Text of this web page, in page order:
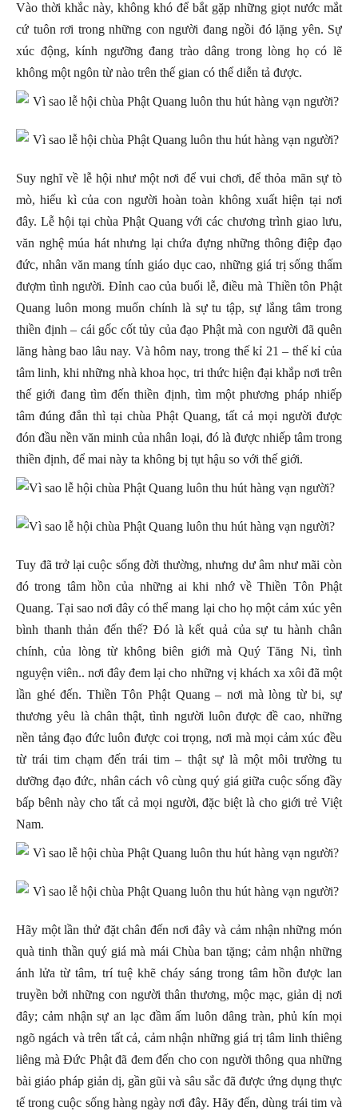
Vào thời khắc này, không khó để bắt gặp những giọt nước mắt
cứ tuôn rơi trong những con người đang ngồi đó lặng yên. Sự
xúc động, kính ngưỡng đang trào dâng trong lòng họ có lẽ
không một ngôn từ nào trên thế gian có thể diễn tả được.
Suy nghĩ về lễ hội như một nơi để vui chơi, để thỏa mãn sự tò
mò, hiếu kì của con người hoàn toàn không xuất hiện tại nơi
đây. Lễ hội tại chùa Phật Quang với các chương trình giao lưu,
văn nghệ múa hát nhưng lại chứa đựng những thông điệp đạo
đức, nhân văn mang tính giáo dục cao, những giá trị sống thấm
đượm tình người. Đỉnh cao của buổi lễ, điều mà Thiền tôn Phật
Quang luôn mong muốn chính là sự tu tập, sự lắng tâm trong
thiền định – cái gốc cốt tủy của đạo Phật mà con người đã quên
lãng hàng bao lâu nay. Và hôm nay, trong thế kỉ 21 – thế kỉ của
tâm linh, khi những nhà khoa học, tri thức hiện đại khắp nơi trên
thế giới đang tìm đến thiền định, tìm một phương pháp nhiếp
tâm đúng đắn thì tại chùa Phật Quang, tất cả mọi người được
đón đầu nền văn minh của nhân loại, đó là được nhiếp tâm trong
thiền định, để mai này ta không bị tụt hậu so với thế giới.
Tuy đã trở lại cuộc sống đời thường, nhưng dư âm như mãi còn
đó trong tâm hồn của những ai khi nhớ về Thiền Tôn Phật
Quang. Tại sao nơi đây có thể mang lại cho họ một cảm xúc yên
bình thanh thản đến thế? Đó là kết quả của sự tu hành chân
chính, của lòng từ không biên giới mà Quý Tăng Ni, tình
nguyện viên.. nơi đây đem lại cho những vị khách xa xôi đã một
lần ghé đến. Thiền Tôn Phật Quang – nơi mà lòng từ bi, sự
thương yêu là chân thật, tình người luôn được đề cao, những
nền tảng đạo đức luôn được coi trọng, nơi mà mọi cảm xúc đều
từ trái tim chạm đến trái tim – thật sự là một môi trường tu
dưỡng đạo đức, nhân cách vô cùng quý giá giữa cuộc sống đầy
bấp bênh này cho tất cả mọi người, đặc biệt là cho giới trẻ Việt
Nam.
Hãy một lần thử đặt chân đến nơi đây và cảm nhận những món
quà tinh thần quý giá mà mái Chùa ban tặng; cảm nhận những
ánh lửa từ tâm, trí tuệ khẽ cháy sáng trong tâm hồn được lan
truyền bởi những con người thân thương, mộc mạc, giản dị nơi
đây; cảm nhận sự an lạc đầm ấm luôn dâng tràn, phủ kín mọi
ngõ ngách và trên tất cả, cảm nhận những giá trị tâm linh thiêng
liêng mà Đức Phật đã đem đến cho con người thông qua những
bài giáo pháp giản dị, gần gũi và sâu sắc đã được ứng dụng thực
tế trong cuộc sống hàng ngày nơi đây. Hãy đến, dùng trái tim và